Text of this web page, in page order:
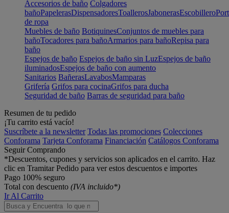
Accesorios de baño Colgadores
bañoPapelerasDispensadoresToallerosJabonerasEscobillero
de ropa
Muebles de baño BotiquinesConjuntos de muebles para
bañoTocadores para bañoArmarios para bañoRepisa para
baño
Espejos de baño Espejos de baño sin LuzEspejos de baño
iluminadosEspejos de baño con aumento
Sanitarios BañerasLavabosMamparas
Grifería Grifos para cocinaGrifos para ducha
Seguridad de baño Barras de seguridad para baño
Resumen de tu pedido
¡Tu carrito está vacío!
Suscríbete a la newsletter Todas las promociones Colecciones
Conforama Tarjeta Conforama Financiación Catálogos Conforama
Seguir Comprando
*Descuentos, cupones y servicios son aplicados en el carrito. Haz
clic en Tramitar Pedido para ver estos descuentos e importes
Pago 100% seguro
Total con descuento (IVA incluido*)
Ir Al Carrito